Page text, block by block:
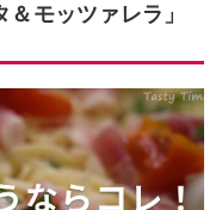
モッツァレラ」